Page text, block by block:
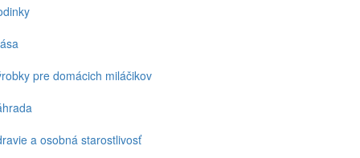
pre domácich miláčikov
a osobná starostlivosť